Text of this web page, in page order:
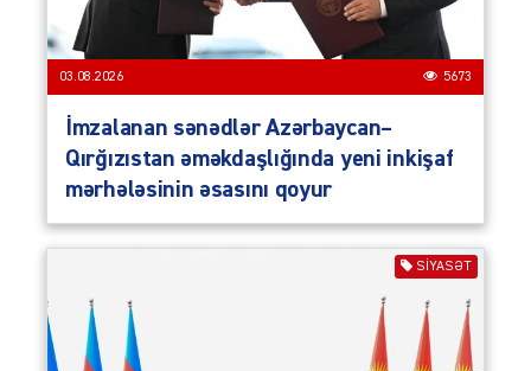
03.08.2026 5673
İmzalanan sənədlər Azərbaycan–
Qırğızıstan əməkdaşlığında yeni inkişaf
mərhələsinin əsasını qoyur
SIYASƏT